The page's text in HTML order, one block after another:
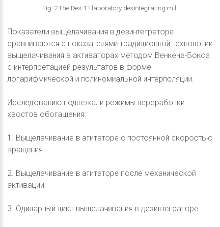
Fig. 2 The Des-11 laboratory desintegrating mill
Показатели выщелачивания в дезинтеграторе
сравниваются с показателями традиционной технологии
выщелачивания в активаторах методом Венкена-Бокса
с интерпретацией результатов в форме
логарифмической и полиномиальной интерполяции.
Исследованию подлежали режимы переработки
хвостов обогащения:
1. Выщелачивание в агитаторе с постоянной скоростью
вращения.
2. Выщелачивание в агитаторе после механической
активации.
3. Одинарный цикл выщелачивания в дезинтеграторе.